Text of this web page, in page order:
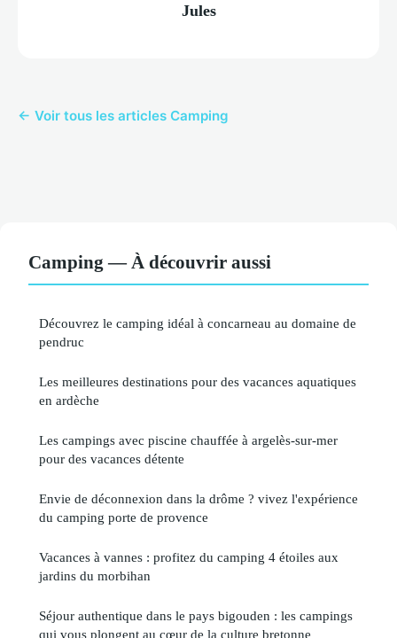
Jules
← Voir tous les articles Camping
Camping — À découvrir aussi
Découvrez le camping idéal à concarneau au domaine de
pendruc
Les meilleures destinations pour des vacances aquatiques
en ardèche
Les campings avec piscine chauffée à argelès-sur-mer
pour des vacances détente
Envie de déconnexion dans la drôme ? vivez l'expérience
du camping porte de provence
Vacances à vannes : profitez du camping 4 étoiles aux
jardins du morbihan
Séjour authentique dans le pays bigouden : les campings
qui vous plongent au cœur de la culture bretonne